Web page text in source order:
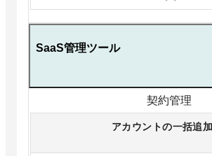
SaaS管理ツール
契約管理
アカウントの一括追